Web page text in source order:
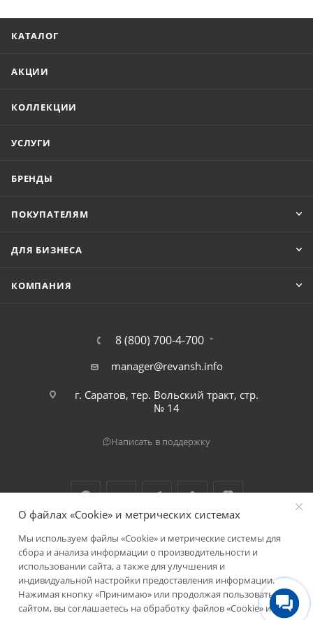
КАТАЛОГ
АКЦИИ
КОЛЛЕКЦИИ
УСЛУГИ
БРЕНДЫ
ПОКУПАТЕЛЯМ
ДЛЯ БИЗНЕСА
КОМПАНИЯ
8 (800) 700-4-700
manager@revansh.info
г. Саратов, тер. Вольский тракт, стр.
№ 14
Написать в поддержку
2026 © ООО "Реванш"
О файлах «Cookie» и метрических системах
Мы используем файлы «Cookie» и метрические системы для
сбора и анализа информации о производительности и
использовании сайта, а также для улучшения и
индивидуальной настройки предоставления информации.
Нажимая кнопку «Принимаю» или продолжая пользоваться
сайтом, вы соглашаетесь на обработку файлов «Cookie» и